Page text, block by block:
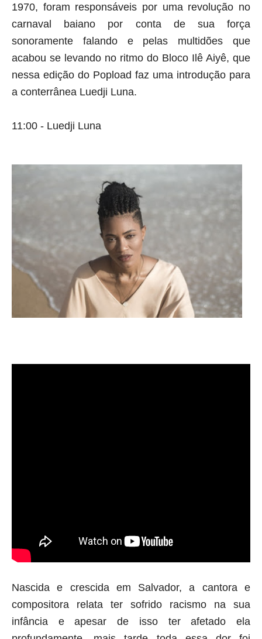
1970, foram responsáveis por uma revolução no
carnaval baiano por conta de sua força
sonoramente falando e pelas multidões que
acabou se levando no ritmo do Bloco Ilê Aiyê, que
nessa edição do Popload faz uma introdução para
a conterrânea Luedji Luna.
11:00 - Luedji Luna
Nascida e crescida em Salvador, a cantora e
compositora relata ter sofrido racismo na sua
infância e apesar de isso ter afetado ela